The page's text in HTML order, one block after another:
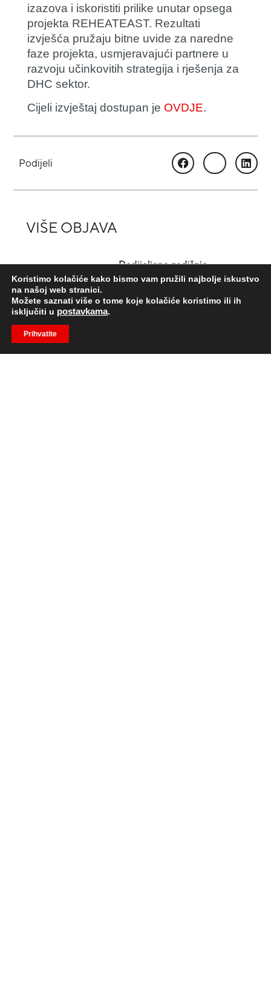
izazova i iskoristiti prilike unutar opsega
projekta REHEATEAST. Rezultati
izvješća pružaju bitne uvide za naredne
faze projekta, usmjeravajući partnere u
razvoju učinkovitih strategija i rješenja za
DHC sektor.
Cijeli izvještaj dostupan je OVDJE.
Podijeli
VIŠE OBJAVA
Dodijeljene godišnje
nagrade Zaklade “Hrvoje
Ravnatelj Energetskog
Koristimo kolačiće kako bismo vam pružili najbolje iskustvo
na našoj web stranici.
Možete saznati više o tome koje kolačiće koristimo ili ih
isključiti u postavkama.
Prihvatite